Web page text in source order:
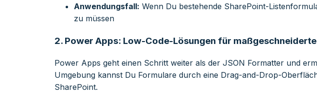
Anwendungsfall: Wenn Du bestehende SharePoint-
zu müssen
2. Power Apps: Low-Code-Lösungen für
Power Apps geht einen Schritt weiter als der JSON Formatter und
Umgebung kannst Du Formulare durch eine Drag-and-Drop-
SharePoint.